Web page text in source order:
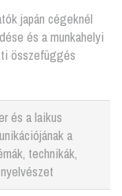
japán cégeknél
és a munkahelyi
összefüggés
és a laikus
a
technikák,